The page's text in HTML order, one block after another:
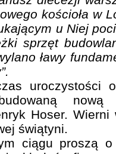
kościoła w
u Niej
sprzęt
ławy
uroczystości
nową
Hoser.
świątyni.
ciągu proszą